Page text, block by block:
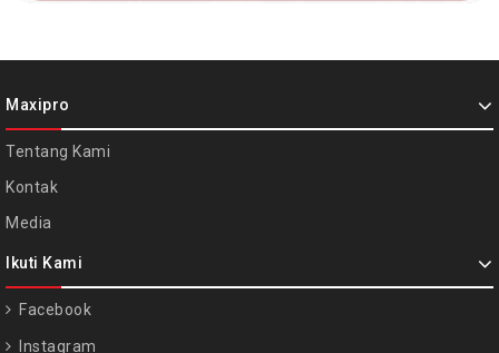
Maxipro
Tentang Kami
Kontak
Media
Ikuti Kami
Facebook
Instagram